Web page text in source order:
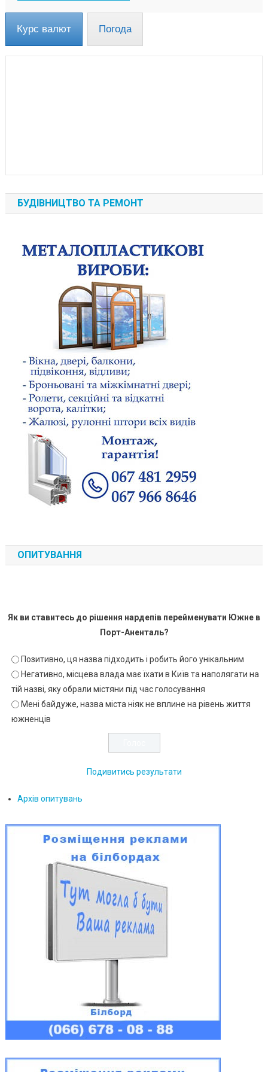
Курс валют Погода
БУДІВНИЦТВО ТА РЕМОНТ
ОПИТУВАННЯ
Як ви ставитесь до рішення нардепів перейменувати Южне в
Порт-Аненталь?
Позитивно, ця назва підходить і робить його унікальним
Негативно, місцева влада має їхати в Київ та наполягати на
тій назві, яку обрали містяни під час голосування
Мені байдуже, назва міста ніяк не вплине на рівень життя
южненців
Подивитись результати
Архів опитувань